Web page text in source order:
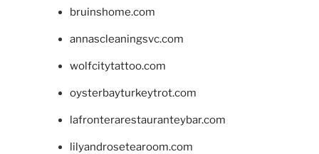
bruinshome.com
annascleaningsvc.com
wolfcitytattoo.com
oysterbayturkeytrot.com
lafronterarestauranteybar.com
lilyandrosetearoom.com